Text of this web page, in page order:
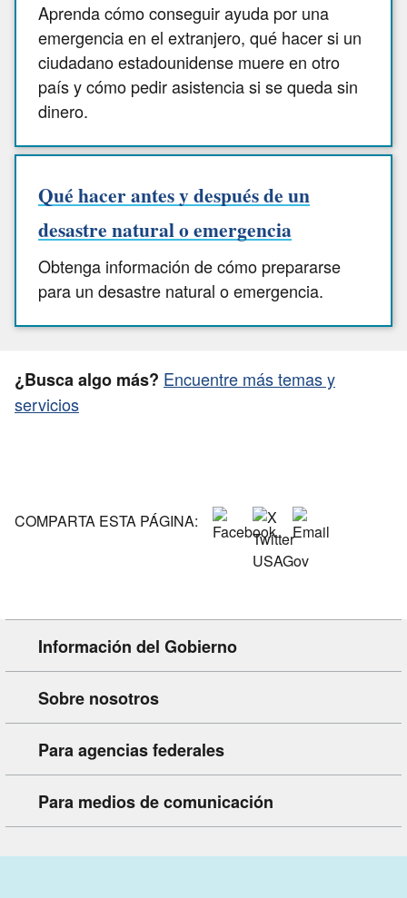
Aprenda cómo conseguir ayuda por una
emergencia en el extranjero, qué hacer si un
ciudadano estadounidense muere en otro
país y cómo pedir asistencia si se queda sin
dinero.
Qué hacer antes y después de un
desastre natural o emergencia
Obtenga información de cómo prepararse
para un desastre natural o emergencia.
¿Busca algo más? Encuentre más temas y
servicios
COMPARTA ESTA PÁGINA:
Información del Gobierno
Sobre nosotros
Para agencias federales
Para medios de comunicación